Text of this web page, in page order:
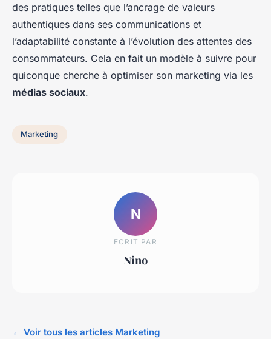
des pratiques telles que l’ancrage de valeurs
authentiques dans ses communications et
l’adaptabilité constante à l’évolution des attentes des
consommateurs. Cela en fait un modèle à suivre pour
quiconque cherche à optimiser son marketing via les
médias sociaux.
Marketing
N
ECRIT PAR
Nino
← Voir tous les articles Marketing